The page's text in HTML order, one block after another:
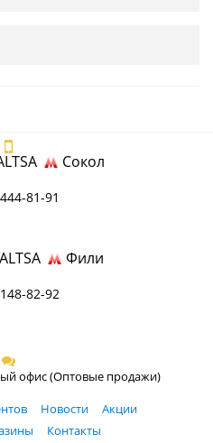
Сокол
81-91
Фили
82-92
офис (Оптовые продажи)
Новости
Акции
Контакты